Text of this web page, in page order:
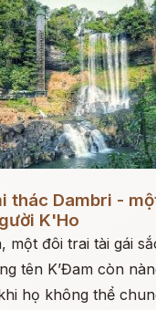
thác Dambri -
K'Ho
một đôi trai tài gái
tên K’Đam còn
họ không thể